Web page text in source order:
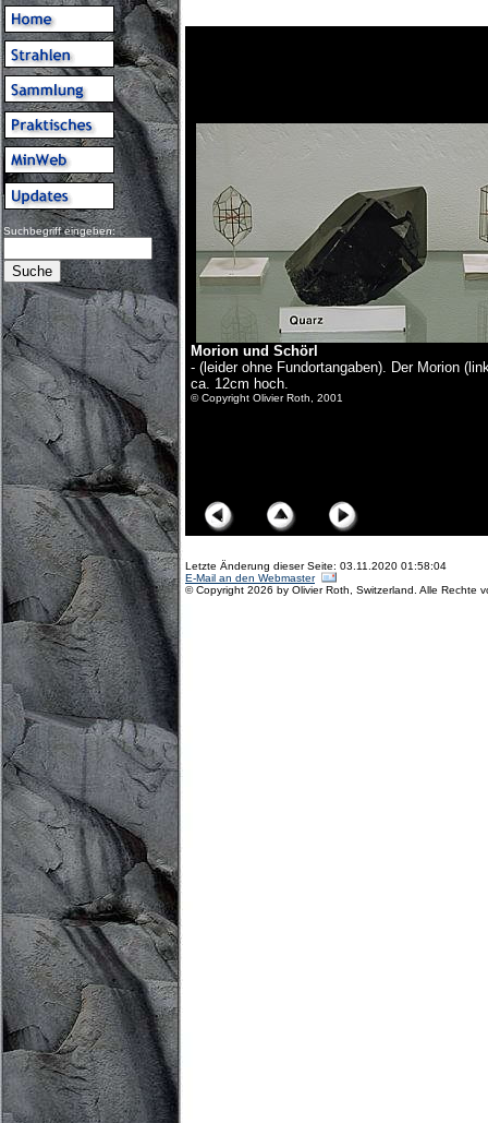
Suchbegriff eingeben:
Morion und Schörl
- (leider ohne Fundortangaben). Der Morion
ca. 12cm hoch.
© Copyright Olivier Roth, 2001
Letzte Änderung dieser Seite: 03.11.2020 01:58:04
E-Mail an den Webmaster
© Copyright 2026 by Olivier Roth, Switzerland. Alle Rechte